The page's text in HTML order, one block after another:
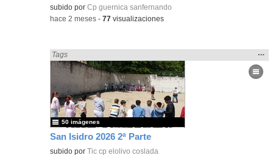
Contenido educativo.
subido porCp guernica sanfernando
-hace 2 meses -77 visualizaciones
San Isidro 2026 2ª Parte
Encontrado «Fiestas» en:
Tags
la
…
subido porTic cp elolivo coslada
50 imágenes